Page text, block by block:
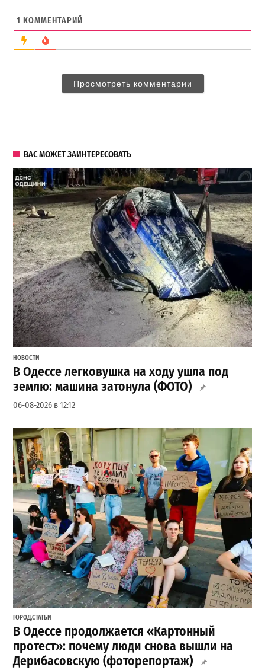
1 КОММЕНТАРИЙ
Просмотреть комментарии
ВАС МОЖЕТ ЗАИНТЕРЕСОВАТЬ
НОВОСТИ
В Одессе легковушка на ходу ушла под
землю: машина затонула (ФОТО)
06-08-2026 в 12:12
ГОРОД,СТАТЬИ
В Одессе продолжается «Картонный
протест»: почему люди снова вышли на
Дерибасовскую (фоторепортаж)